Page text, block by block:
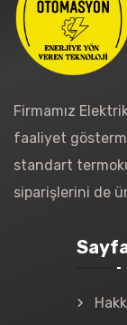
Firmamız
faaliyet
standart
siparişlerini de